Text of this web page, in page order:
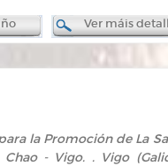
Ver máis
la Promoción de La
- Vigo. . Vigo